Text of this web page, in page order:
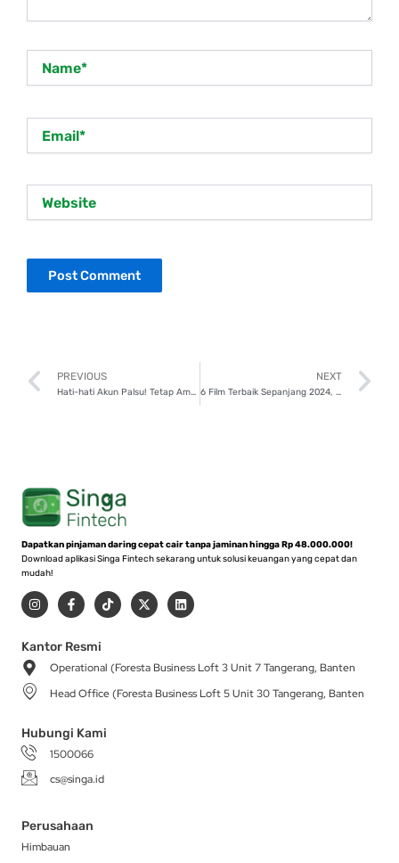
Prev
PREVIOUS
Hati-hati Akun Palsu! Tetap Aman dan Lindungi Diri dengan Singa Fintech
NEXT
6 Film Terbaik Sepanjang 2024, Sudah Nonton?
Dapatkan pinjaman daring cepat cair tanpa jaminan hingga Rp 48.000.000!
Download aplikasi Singa Fintech sekarang untuk solusi keuangan yang cepat dan
mudah!
I
n
s
a
g
r
a
m
F
a
c
b
o
-
T
i
k
X
-
t
t
r
L
i
n
i
Kantor Resmi
Operational (Foresta Business Loft 3 Unit 7 Tangerang, Banten
Head Office (Foresta Business Loft 5 Unit 30 Tangerang, Banten
Hubungi Kami
1500066
cs@singa.id
Perusahaan
Himbauan